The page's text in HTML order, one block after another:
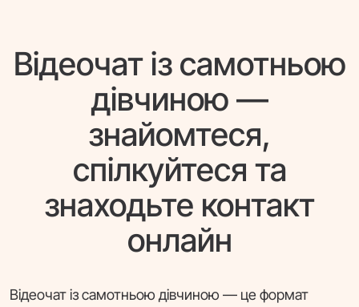
Відеочат із самотньою
дівчиною —
знайомтеся,
спілкуйтеся та
знаходьте контакт
онлайн
Відеочат із самотньою дівчиною — це формат